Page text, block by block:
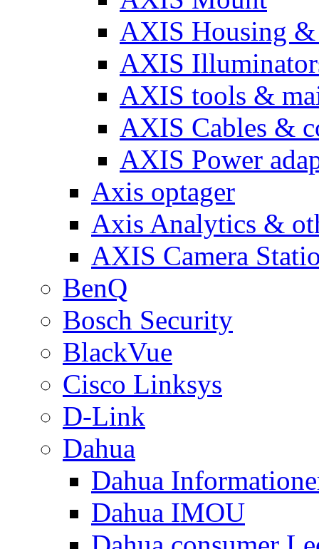
AXIS Housing &
AXIS
AXIS tools &
AXIS Cables &
AXIS Power
Axis optager
Axis Analytics &
AXIS Camera
BenQ
Bosch Security
BlackVue
Cisco Linksys
D-Link
Dahua
Dahua
Dahua IMOU